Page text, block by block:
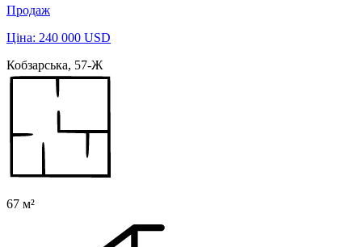
Продаж
Ціна: 240 000 USD
Кобзарська, 57-Ж
67 м²